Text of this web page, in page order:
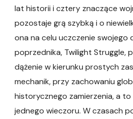
lat historii i cztery znaczące
pozostaje grą szybką i o
ona na celu uczczenie swojego
poprzednika, Twilight Struggle,
dążenie w kierunku prostych
mechanik, przy zachowaniu
historycznego zamierzenia, a
jednego wieczoru. W czasach